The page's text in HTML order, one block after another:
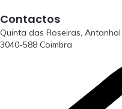
Contactos
Quinta das Roseiras, Antanhol
3040-588 Coimbra